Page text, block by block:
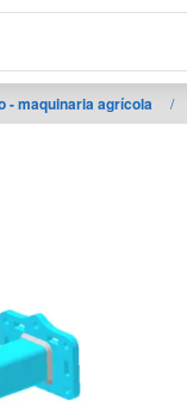
- maquinaria agrícola /